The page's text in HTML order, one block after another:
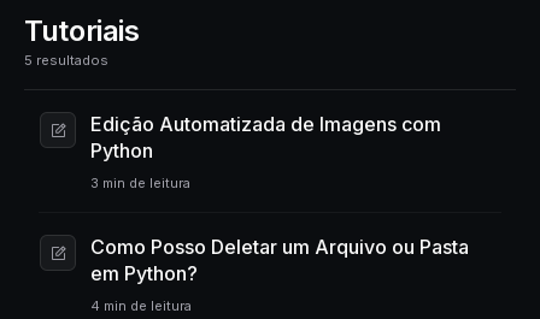
Tutoriais
5 resultados
Edição Automatizada de Imagens com
Python
3 min de leitura
Como Posso Deletar um Arquivo ou Pasta
em Python?
4 min de leitura